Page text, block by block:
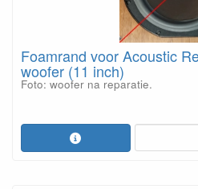
Foamrand voor Acoustic
woofer (11 inch)
Foto: woofer na reparatie.